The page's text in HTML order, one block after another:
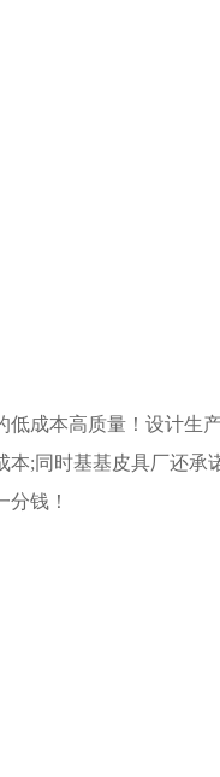
低成本高质量！设计生
本;同时基基皮具厂还承
分钱！